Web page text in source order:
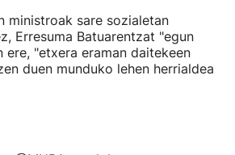
ministroak sare sozialetan
Erresuma Batuarentzat "egun
ere, "etxera eraman daitekeen
duen munduko lehen herrialdea